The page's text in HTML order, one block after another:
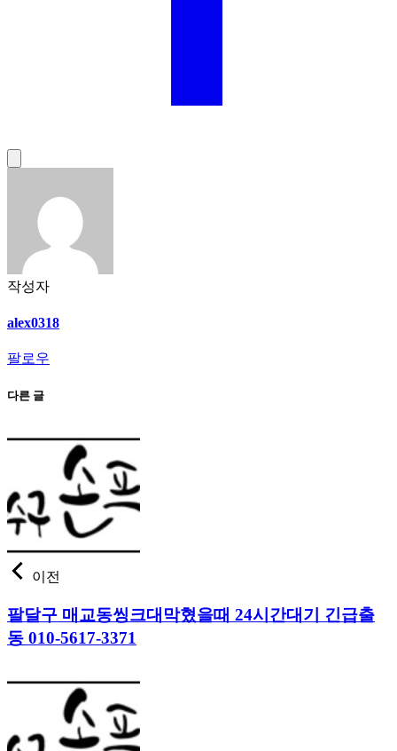
작성자
alex0318
팔로우
다른 글
이전
팔달구 매교동씽크대막혔을때 24시간대기 긴급출
동 010-5617-3371